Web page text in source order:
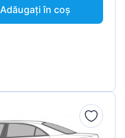
Adăugați în coș